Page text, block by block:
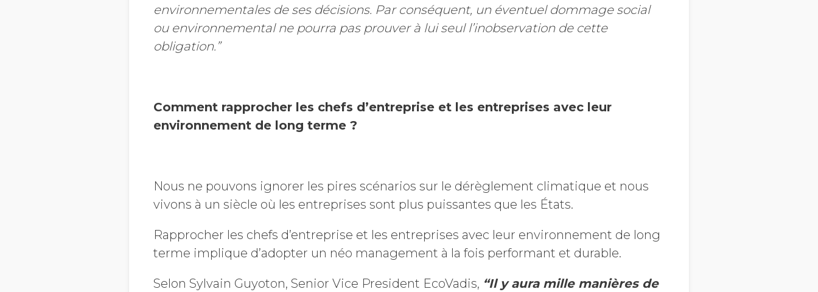
environnementales de ses décisions. Par conséquent, un éventuel dommage social
ou environnemental ne pourra pas prouver à lui seul l’inobservation de cette
obligation.”
Comment rapprocher les chefs d’entreprise et les entreprises avec leur
environnement de long terme ?
Nous ne pouvons ignorer les pires scénarios sur le dérèglement climatique et nous
vivons à un siècle où les entreprises sont plus puissantes que les États.
Rapprocher les chefs d’entreprise et les entreprises avec leur environnement de long
terme implique d’adopter un néo management à la fois performant et durable.
Selon Sylvain Guyoton, Senior Vice President EcoVadis, “Il y aura mille manières de